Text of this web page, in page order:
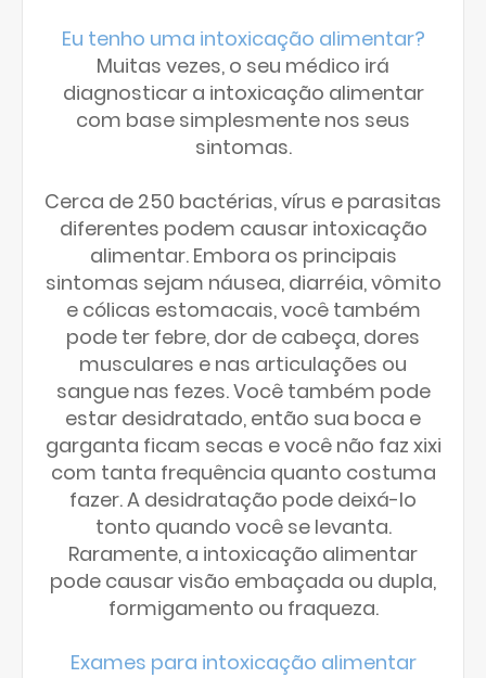
Eu tenho uma intoxicação alimentar?
Muitas vezes, o seu médico irá
diagnosticar a intoxicação alimentar
com base simplesmente nos seus
sintomas.
Cerca de 250 bactérias, vírus e parasitas
diferentes podem causar intoxicação
alimentar. Embora os principais
sintomas sejam náusea, diarréia, vômito
e cólicas estomacais, você também
pode ter febre, dor de cabeça, dores
musculares e nas articulações ou
sangue nas fezes. Você também pode
estar desidratado, então sua boca e
garganta ficam secas e você não faz xixi
com tanta frequência quanto costuma
fazer. A desidratação pode deixá-lo
tonto quando você se levanta.
Raramente, a intoxicação alimentar
pode causar visão embaçada ou dupla,
formigamento ou fraqueza.
Exames para intoxicação alimentar